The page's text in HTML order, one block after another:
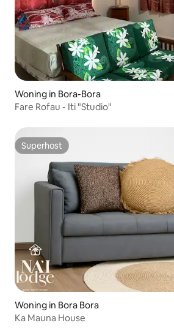
Woning in Bora-Bora
Fare Rofau - Iti "Studio"
Superhost
Superhost
Woning in Bora Bora
Ka Mauna House